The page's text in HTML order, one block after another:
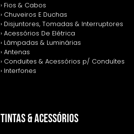
› Fios & Cabos
› Chuveiros E Duchas
› Disjuntores, Tomadas & Interruptores
› Acessórios De Elétrica
› Lâmpadas & Luminárias
› Antenas
› Conduites & Acessórios p/ Conduítes
› Interfones
TINTAS & ACESSÓRIOS